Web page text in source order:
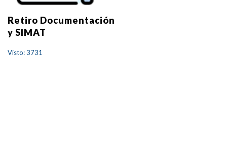
Retiro Documentación
y SIMAT
Visto: 3731